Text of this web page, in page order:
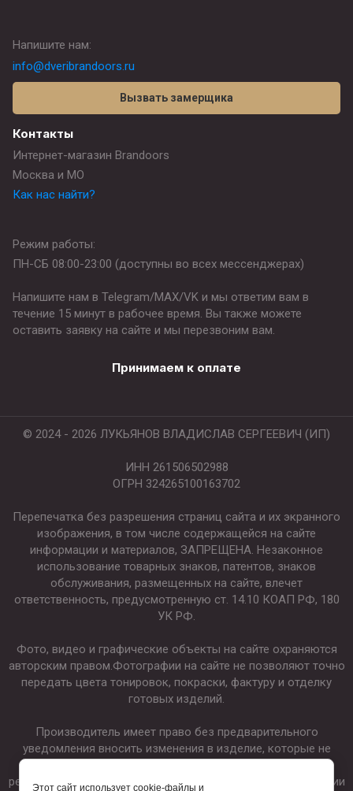
Контакты
Интернет-магазин Brandoors
Москва и МО
Как нас найти?
Режим работы:
ПН-СБ 08:00-23:00 (доступны во всех мессенджерах)
Напишите нам в Telegram/MAX/VK и мы ответим вам в
течение 15 минут в рабочее время. Вы также можете
оставить заявку на сайте и мы перезвоним вам.
Напишите нам:
info@dveribrandoors.ru
Вызвать замерщика
Принимаем к оплате
© 2024 - 2026 ЛУКЬЯНОВ ВЛАДИСЛАВ СЕРГЕЕВИЧ (ИП)
ИНН 261506502988
ОГРН 324265100163702
Перепечатка без разрешения страниц сайта и их экранного
изображения, в том числе содержащейся на сайте
информации и материалов, ЗАПРЕЩЕНА. Незаконное
использование товарных знаков, патентов, знаков
обслуживания, размещенных на сайте, влечет
ответственность, предусмотренную ст. 14.10 КОАП РФ, 180
УК РФ.
Фото, видео и графические объекты на сайте охраняются
авторским правом.Фотографии на сайте не позволяют точно
передать цвета тонировок, покраски, фактуру и отделку
готовых изделий.
Производитель имеет право без предварительного
уведомления вносить изменения в изделие, которые не
результатом работ по усовершенствованию его конструкции
Этот сайт использует cookie-файлы и